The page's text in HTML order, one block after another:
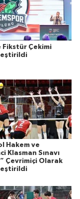
Fikstür Çekimi
Hakem ve
Klasman Sınavı
Çevrimiçi Olarak